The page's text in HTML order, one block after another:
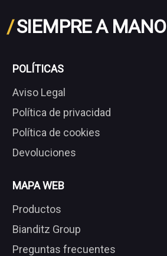
/SIEMPRE A MANO
POLÍTICAS
Aviso Legal
Política de privacidad
Política de cookies
Devoluciones
MAPA WEB
Productos
Bianditz Group
Preguntas frecuentes